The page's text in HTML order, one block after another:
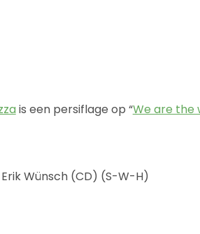
is een persiflage op “We are the
Wünsch (CD) (S-W-H)